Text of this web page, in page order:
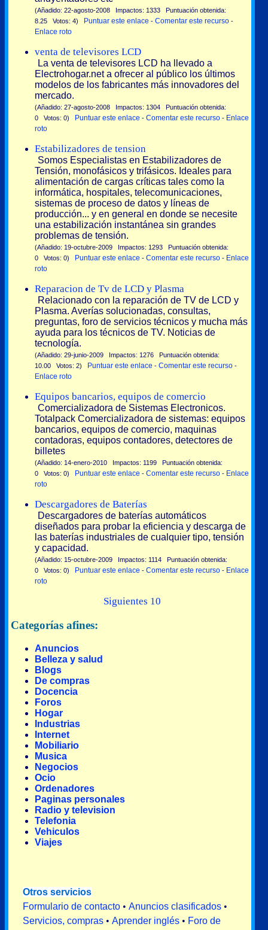
(Añadido: 22-agosto-2008 Impactos: 1333 Puntuación obtenida:
8.25 Votos: 4)
Puntuar este enlace - Comentar este recurso -
Enlace roto
venta de televisores LCD
La venta de televisores LCD ha llevado a
Electrohogar.net a ofrecer al público los últimos
modelos de los fabricantes más innovadores del
mercado.
(Añadido: 27-agosto-2008 Impactos: 1304 Puntuación obtenida:
0 Votos: 0)
Puntuar este enlace - Comentar este recurso - Enlace
roto
Estabilizadores de tension
Somos Especialistas en Estabilizadores de
Tensión, monofásicos y trifásicos. Ideales para
alimentación de cargas críticas tales como la
informática, hospitales, telecomunicaciones,
sistemas de proceso de datos y líneas de
producción... y en general en donde se necesite
una estabilización instantánea sin grandes
problemas de tensión.
(Añadido: 19-octubre-2009 Impactos: 1293 Puntuación obtenida:
0 Votos: 0)
Puntuar este enlace - Comentar este recurso - Enlace
roto
Reparacion de Tv de LCD y Plasma
Relacionado con la reparación de TV de LCD y
Plasma. Averías solucionadas, consultas,
preguntas, foro de servicios técnicos y mucha más
ayuda para los técnicos de TV. Noticias de
tecnología.
(Añadido: 29-junio-2009 Impactos: 1276 Puntuación obtenida:
10.00 Votos: 2)
Puntuar este enlace - Comentar este recurso -
Enlace roto
Equipos bancarios, equipos de comercio
Comercializadora de Sistemas Electronicos.
Totalpack Comercializadora de sistemas: equipos
bancarios, equipos de comercio, maquinas
contadoras, equipos contadores, detectores de
billetes
(Añadido: 14-enero-2010 Impactos: 1199 Puntuación obtenida:
0 Votos: 0)
Puntuar este enlace - Comentar este recurso - Enlace
roto
Descargadores de Baterías
Descargadores de baterías automáticos
diseñados para probar la eficiencia y descarga de
las baterías industriales de cualquier tipo, tensión
y capacidad.
(Añadido: 15-octubre-2009 Impactos: 1114 Puntuación obtenida:
0 Votos: 0)
Puntuar este enlace - Comentar este recurso - Enlace
roto
Siguientes 10
Categorías afines:
Anuncios
Belleza y salud
Blogs
De compras
Docencia
Foros
Hogar
Industrias
Internet
Mobiliario
Musica
Negocios
Ocio
Ordenadores
Paginas personales
Radio y television
Telefonia
Vehiculos
Viajes
Otros servicios
Formulario de contacto • Anuncios clasificados •
Servicios, compras • Aprender inglés • Foro de